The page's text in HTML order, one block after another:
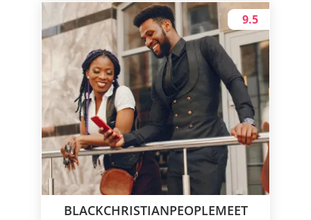
BLACKCHRISTIANPEOPLEMEET
9.5